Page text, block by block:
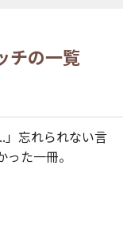
チの一覧
」忘れられない言
た一冊。